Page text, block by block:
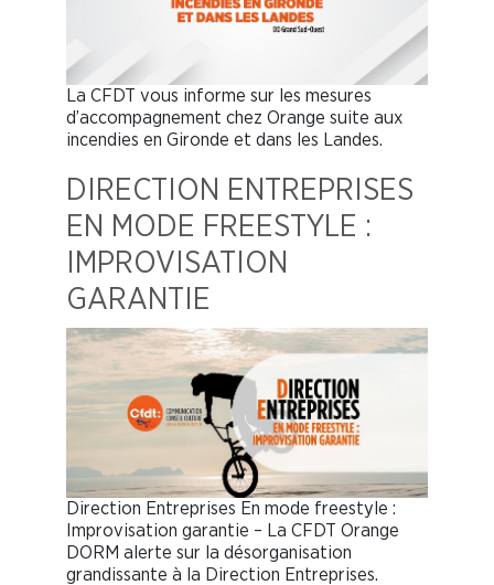
La CFDT vous informe sur les mesures
d’accompagnement chez Orange suite aux
incendies en Gironde et dans les Landes.
DIRECTION ENTREPRISES
EN MODE FREESTYLE :
IMPROVISATION
GARANTIE
Direction Entreprises En mode freestyle :
Improvisation garantie – La CFDT Orange
DORM alerte sur la désorganisation
grandissante à la Direction Entreprises.